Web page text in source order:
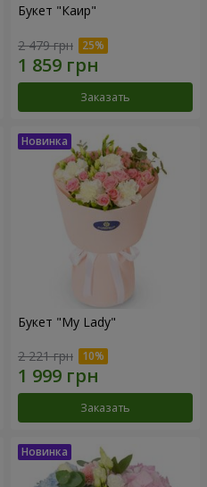
Букет "Каир"
2 479 грн
Заказать
Букет "My Lady"
2 221 грн
Заказать